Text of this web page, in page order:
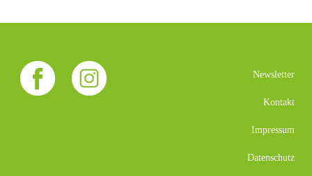
Newsletter
Kontakt
Impressum
Datenschutz